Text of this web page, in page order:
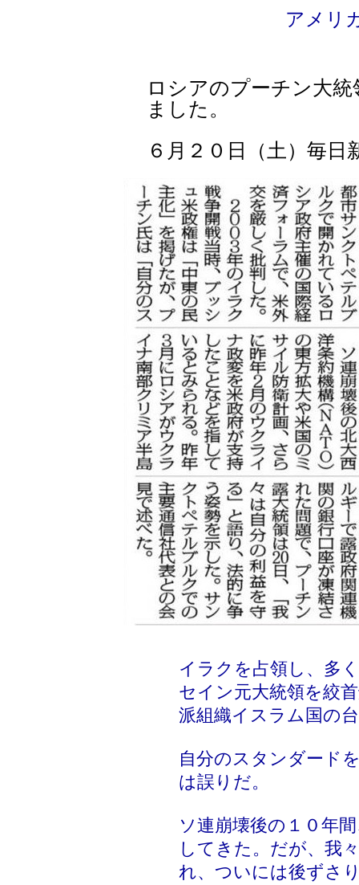
アメリ
ロシアのプーチン大
ました。
６月２０日（土）毎日
イラクを占領し、多
セイン元大統領を絞
派組織イスラム国の
自分のスタンダード
は誤りだ。
ソ連崩壊後の１０年
してきた。だが、我
れ、ついには後ずさ